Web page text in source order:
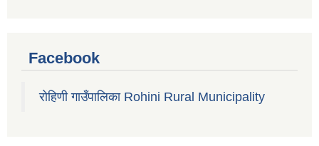
Facebook
रोहिणी गाउँपालिका Rohini Rural Municipality